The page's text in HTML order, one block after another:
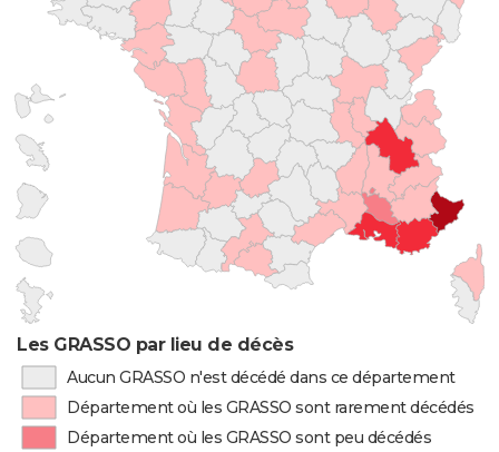
Les GRASSO par lieu de décès
Aucun GRASSO n'est décédé dans ce département
Département où les GRASSO sont rarement décédés
Département où les GRASSO sont peu décédés